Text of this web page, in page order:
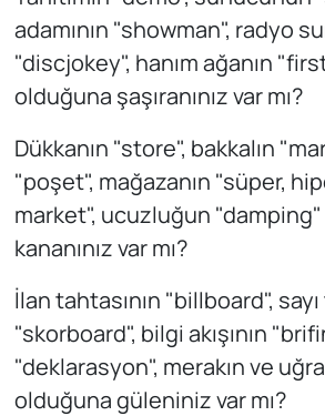
adamının "showman", radyo
"discjokey", hanım ağanın
olduğuna şaşıranınız var mı?
Dükkanın "store", bakkalın
"poşet", mağazanın "süper,
market", ucuzluğun
kananınız var mı?
İlan tahtasının "billboard",
"skorboard", bilgi akışının
"deklarasyon", merakın ve
olduğuna güleniniz var mı?